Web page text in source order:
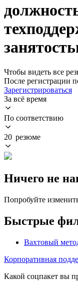
Чтобы видеть все
После регистрации
Зарегистрироваться
За всё время
По соответствию
20 резюме
Ничего не
Попробуйте
Быстрые
Вахтовый
Корпоративная
Какой соцпакет вы